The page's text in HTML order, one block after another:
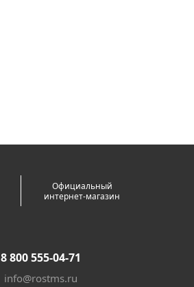
Официальный
интернет-магазин
8 800 555-04-71
info@rostms.ru